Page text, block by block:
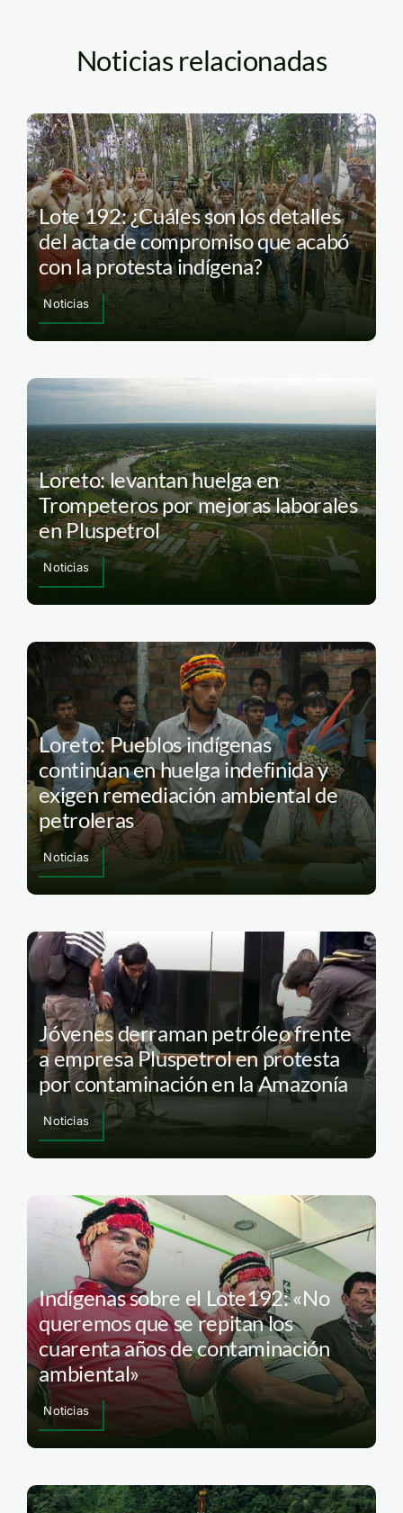
Noticias relacionadas
Lote 192: ¿Cuáles son los detalles
del acta de compromiso que acabó
con la protesta indígena?
Noticias
Loreto: levantan huelga en
Trompeteros por mejoras laborales
en Pluspetrol
Noticias
Loreto: Pueblos indígenas
continúan en huelga indefinida y
exigen remediación ambiental de
petroleras
Noticias
Jóvenes derraman petróleo frente
a empresa Pluspetrol en protesta
por contaminación en la Amazonía
Noticias
Indígenas sobre el Lote192: «No
queremos que se repitan los
cuarenta años de contaminación
ambiental»
Noticias